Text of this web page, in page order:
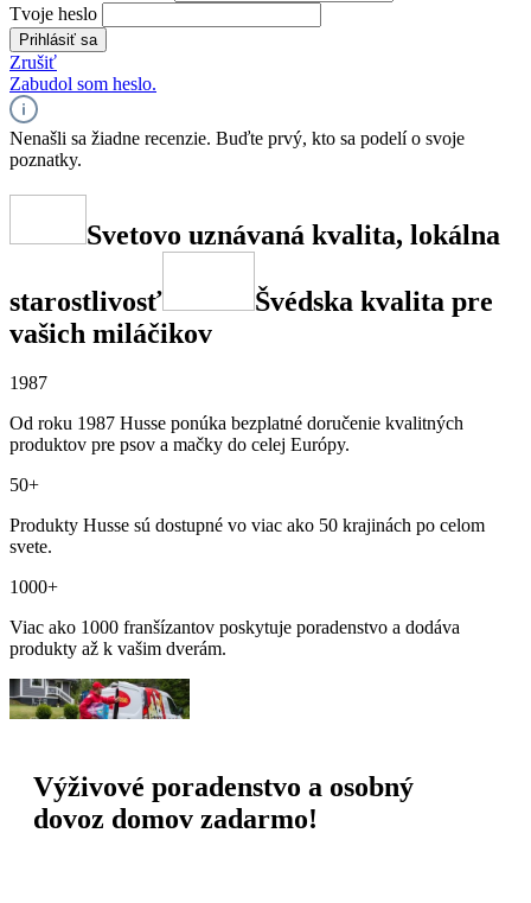
Tvoje heslo
Prihlásiť sa
Zrušiť
Zabudol som heslo.
Nenašli sa žiadne recenzie. Buďte prvý, kto sa podelí o svoje
poznatky.
Svetovo uznávaná kvalita, lokálna
starostlivosť
Švédska kvalita pre
vašich miláčikov
1987
Od roku 1987 Husse ponúka bezplatné doručenie kvalitných
produktov pre psov a mačky do celej Európy.
50+
Produkty Husse sú dostupné vo viac ako 50 krajinách po celom
svete.
1000+
Viac ako 1000 franšízantov poskytuje poradenstvo a dodáva
produkty až k vašim dverám.
Výživové poradenstvo a osobný
dovoz domov zadarmo!